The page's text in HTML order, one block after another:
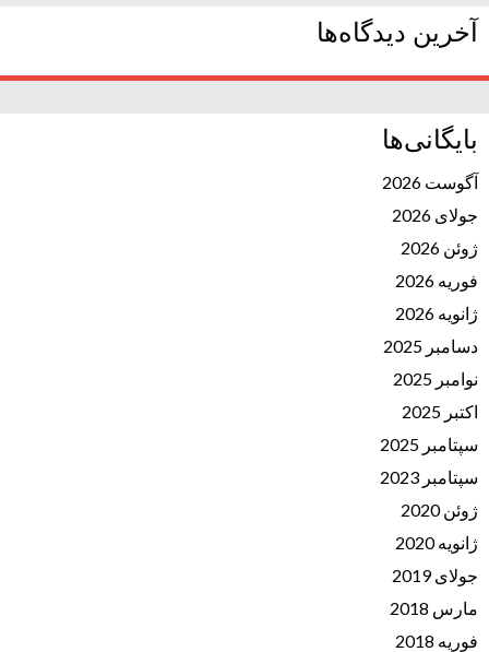
آخرین دیدگاه‌ها
بایگانی‌ها
آگوست 2026
جولای 2026
ژوئن 2026
فوریه 2026
ژانویه 2026
دسامبر 2025
نوامبر 2025
اکتبر 2025
سپتامبر 2025
سپتامبر 2023
ژوئن 2020
ژانویه 2020
جولای 2019
مارس 2018
فوریه 2018